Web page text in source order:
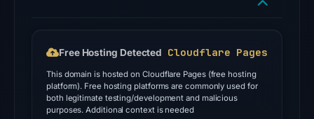
the
source
results.
The
Free Hosting Detected Cloudflare Pages
This domain is hosted on Cloudflare Pages (free hosting
platform). Free hosting platforms are commonly used for
both legitimate testing/development and malicious
purposes. Additional context is needed